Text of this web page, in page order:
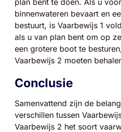
binnenwateren bevaart en
bestuurt, is Vaarbewijs 1
als u van plan bent om op
een grotere boot te
Vaarbewijs 2 moeten
Conclusie
Samenvattend zijn de
verschillen tussen
Vaarbewijs 2 het soort